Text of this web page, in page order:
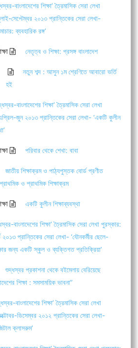
বাংলাদেশের শিক্ষা’ ত্রৈমাসিক সেরা লেখা
সেপ্টেম্বর ২০১৩ প্রান্তিকের সেরা লেখা-
ব্যবহারিক রঙ্গ’
নেতৃত্ব ও শিক্ষা: প্রসঙ্গ বাংলাদেশ
নতুন শব্দ : আসুন ১ম শ্রেণিতে আবারো ভর্তি
হই
বাংলাদেশের শিক্ষা’ ত্রৈমাসিক সেরা লেখা
জুন ২০১৩ প্রান্তিকের সেরা লেখা- ‘একটি কুলীন
পরিবার থেকে শেখা: বাবা
জাতীয় শিক্ষাক্রম ও পাঠ্যপুস্তক বোর্ড প্রণীত
ও প্রাথমিক শিক্ষাক্রম
একটি কুলীন শিক্ষাব্যবস্থা
বাংলাদেশের শিক্ষা’ ত্রৈমাসিক সেরা লেখা পুরস্কার:
২০১৩ প্রান্তিকের সেরা লেখা- ‘যৌনকর্মীর ছেলে-
জন্য একটি স্কুল ও ব্যক্তিগত প্রতিক্রিয়া’
শুদ্ধস্বর প্রকাশনা থেকে বইমেলায় বেরিয়েছে
শিক্ষা : সমসাময়িক ভাবনা”
বাংলাদেশের শিক্ষা’ ত্রৈমাসিক সেরা লেখা
ডিসেম্বর ২০১২ প্রান্তিকের সেরা লেখা-
ক্লাসরুম’